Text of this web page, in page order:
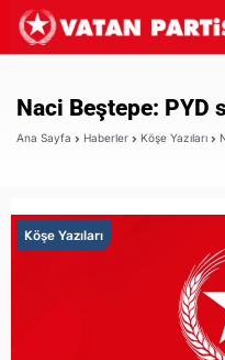
Naci Beştepe: PYD
Ana Sayfa Haberler Köşe Yazıları
Köşe Yazıları